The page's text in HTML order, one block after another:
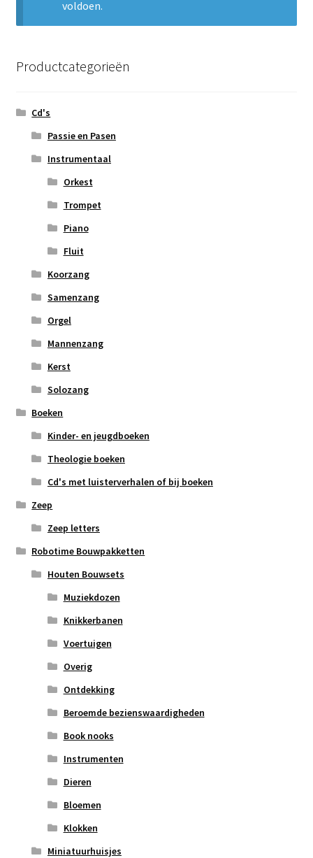
voldoen.
Productcategorieën
Cd's
Passie en Pasen
Instrumentaal
Orkest
Trompet
Piano
Fluit
Koorzang
Samenzang
Orgel
Mannenzang
Kerst
Solozang
Boeken
Kinder- en jeugdboeken
Theologie boeken
Cd's met luisterverhalen of bij boeken
Zeep
Zeep letters
Robotime Bouwpakketten
Houten Bouwsets
Muziekdozen
Knikkerbanen
Voertuigen
Overig
Ontdekking
Beroemde bezienswaardigheden
Book nooks
Instrumenten
Dieren
Bloemen
Klokken
Miniatuurhuisjes